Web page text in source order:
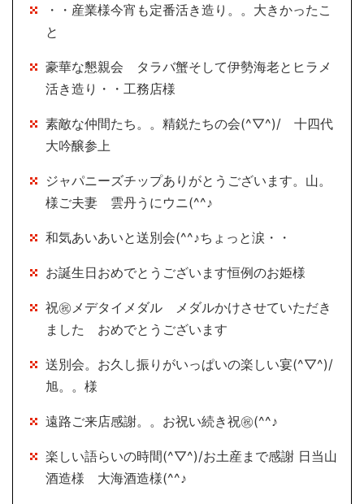
・・産業様今宵も定番活き造り。。大きかったこ
と
豪華な懇親会 タラバ蟹そして伊勢海老とヒラメ
活き造り・・工務店様
素敵な仲間たち。。精鋭たちの会(^▽^)/ 十四代
大吟醸参上
ジャパニーズチップありがとうございます。山。
様ご夫妻 雲丹うにウニ(^^♪
和気あいあいと送別会(^^♪ちょっと涙・・
お誕生日おめでとうございます恒例のお姫様
祝㊗メデタイメダル メダルかけさせていただき
ました おめでとうございます
送別会。お久し振りがいっぱいの楽しい宴(^▽^)/
旭。。様
遠路ご来店感謝。。お祝い続き祝㊗(^^♪
楽しい語らいの時間(^▽^)/お土産まで感謝 日当山
酒造様 大海酒造様(^^♪